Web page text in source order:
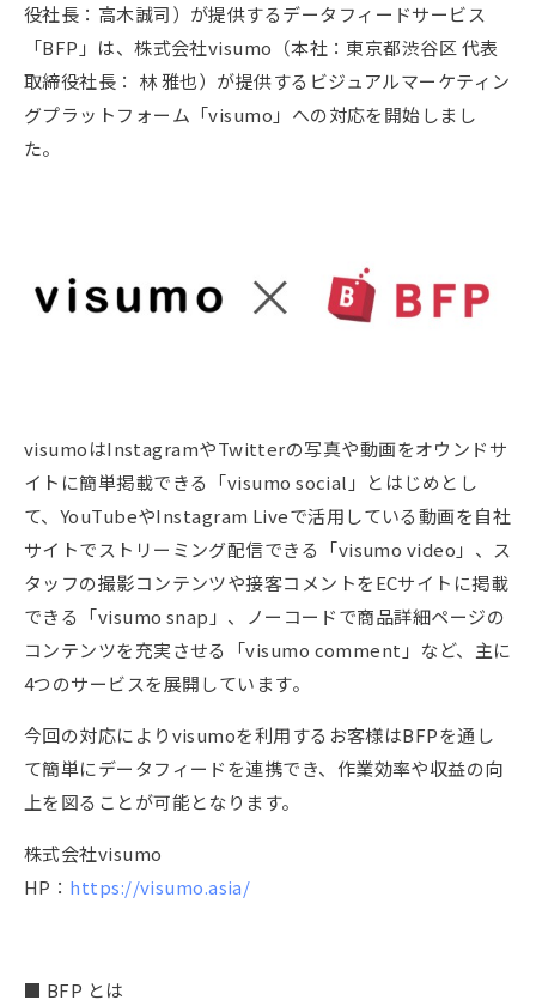
役社長：高木誠司）が提供するデータフィードサービス
「BFP」は、株式会社visumo（本社：東京都渋谷区 代表
取締役社長： 林 雅也）が提供するビジュアルマーケティン
グプラットフォーム「visumo」への対応を開始しまし
た。
visumoはInstagramやTwitterの写真や動画をオウンドサ
イトに簡単掲載できる「visumo social」とはじめとし
て、YouTubeやInstagram Liveで活用している動画を自社
サイトでストリーミング配信できる「visumo video」、ス
タッフの撮影コンテンツや接客コメントをECサイトに掲載
できる「visumo snap」、ノーコードで商品詳細ページの
コンテンツを充実させる「visumo comment」など、主に
4つのサービスを展開しています。
今回の対応によりvisumoを利用するお客様はBFPを通し
て簡単にデータフィードを連携でき、作業効率や収益の向
上を図ることが可能となります。
株式会社visumo
HP： https://visumo.asia/
■ BFP とは